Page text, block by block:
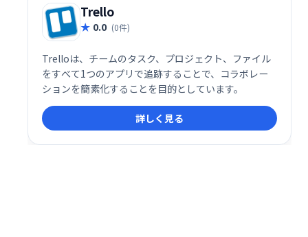
Trello
0.0 (0件)
Trelloは、チームのタスク、プロジェクト、ファイル
をすべて1つのアプリで追跡することで、コラボレー
ションを簡素化することを目的としています。
詳しく見る